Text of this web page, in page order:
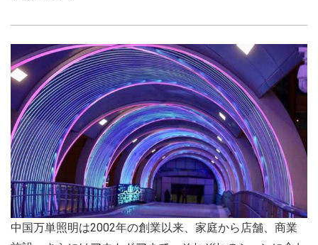
中国万単照明は2002年の創業以来、家庭から店舗、商業